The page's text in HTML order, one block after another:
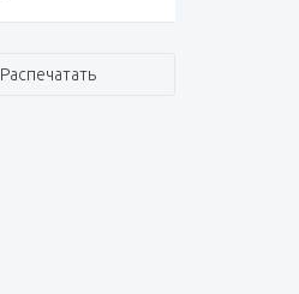
Распечатать